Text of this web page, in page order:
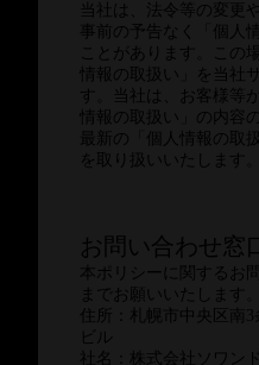
当社は、法令等の変更
事前の予告なく「個人
ことがあります。この
情報の取扱い」を当社
す。当社は、お客様等
情報の取扱い」の内容
最新の「個人情報の取
を取り扱いいたします。
お問い合わせ窓
本ポリシーに関するお
までお願いいたします。
住所：札幌市中央区南3
ビル
社名：株式会社ソワン